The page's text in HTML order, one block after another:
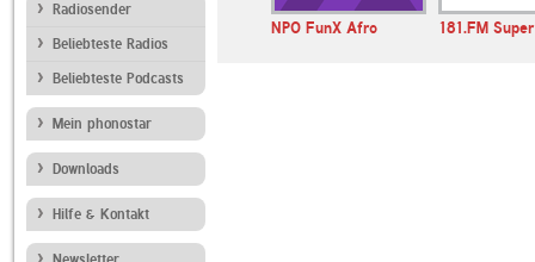
Radiosender
Beliebteste Radios
Beliebteste Podcasts
Mein phonostar
Downloads
Hilfe & Kontakt
Contemporary Music
NPO FunX Afro 181.FM